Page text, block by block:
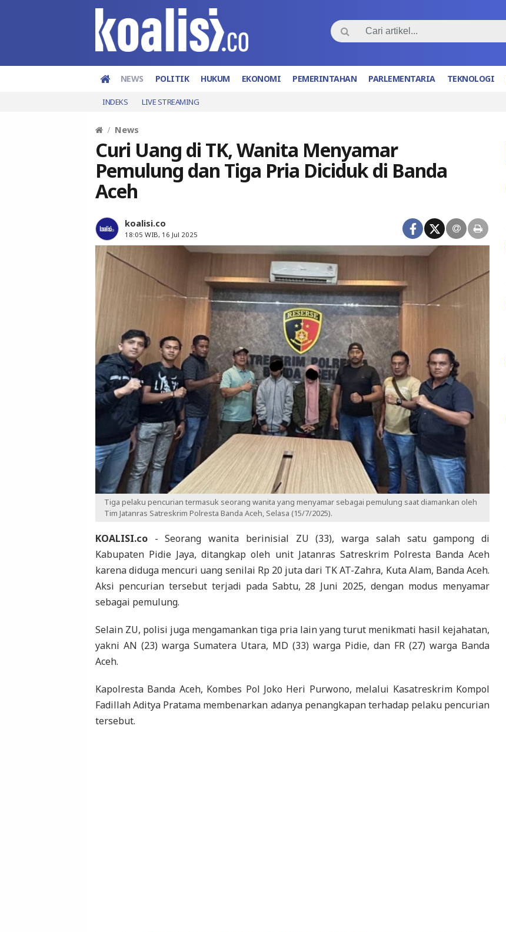
NEWS POLITIK HUKUM EKONOMI PEMERINTAHAN PARLEMENTARIA TEKNOLOGI
INDEKS LIVE STREAMING
News
Curi Uang di TK, Wanita Menyamar
Pemulung dan Tiga Pria Diciduk di Banda
Aceh
koalisi.co
18:05 WIB, 16 Jul 2025
Tiga pelaku pencurian termasuk seorang wanita yang menyamar sebagai pemulung saat diamankan oleh
Tim Jatanras Satreskrim Polresta Banda Aceh, Selasa (15/7/2025).
KOALISI.co - Seorang wanita berinisial ZU (33), warga salah satu gampong di
Kabupaten Pidie Jaya, ditangkap oleh unit Jatanras Satreskrim Polresta Banda Aceh
karena diduga mencuri uang senilai Rp 20 juta dari TK AT-Zahra, Kuta Alam, Banda Aceh.
Aksi pencurian tersebut terjadi pada Sabtu, 28 Juni 2025, dengan modus menyamar
sebagai pemulung.
Selain ZU, polisi juga mengamankan tiga pria lain yang turut menikmati hasil kejahatan,
yakni AN (23) warga Sumatera Utara, MD (33) warga Pidie, dan FR (27) warga Banda
Aceh.
Kapolresta Banda Aceh, Kombes Pol Joko Heri Purwono, melalui Kasatreskrim Kompol
Fadillah Aditya Pratama membenarkan adanya penangkapan terhadap pelaku pencurian
tersebut.